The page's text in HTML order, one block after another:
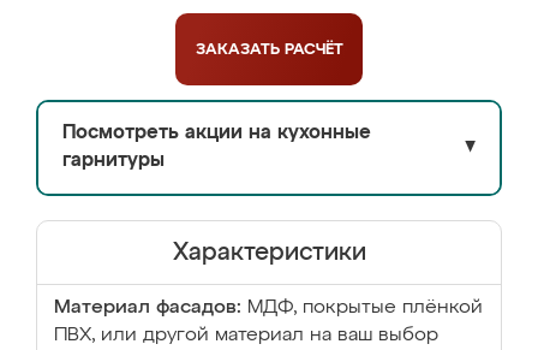
ЗАКАЗАТЬ РАСЧЁТ
Посмотреть акции на кухонные
гарнитуры
▼
Характеристики
Материал фасадов: МДФ, покрытые плёнкой
ПВХ, или другой материал на ваш выбор